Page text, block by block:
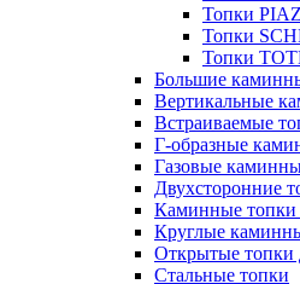
Топки
Топки
Топки
Большие
Вертикальные
Встраиваемые
Г-образные
Газовые
Двухсторонние
Каминные топки
Круглые
Открытые топки
Стальные топки